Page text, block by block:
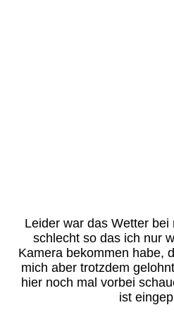
Leider war das Wetter
schlecht so das ich nur
Kamera bekommen habe,
mich aber trotzdem
hier noch mal vorbei
ist